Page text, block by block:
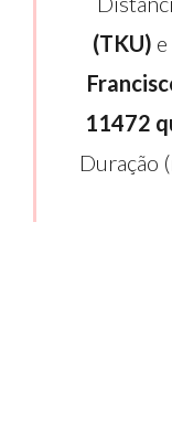
(TKU) e
11472
Duração